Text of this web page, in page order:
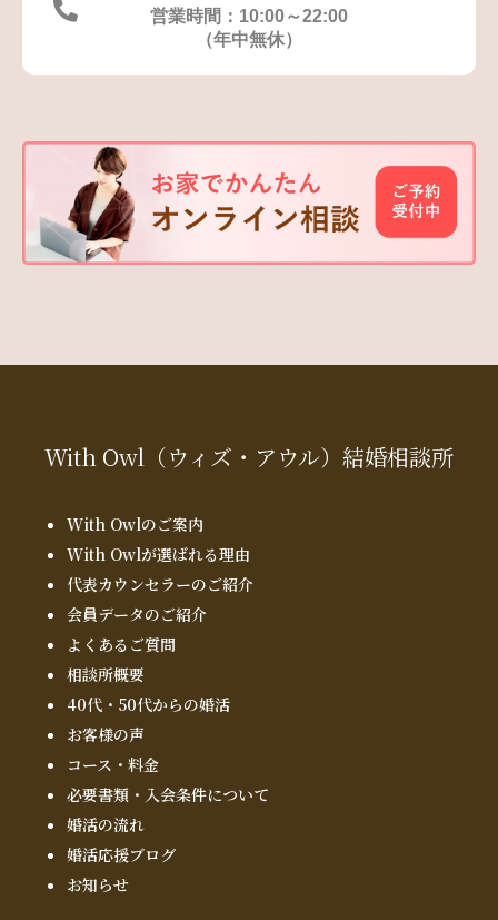
営業時間：10:00～22:00
（年中無休）
With Owl （ウィズ・アウル） 結婚相談所
With Owlのご案内
With Owlが選ばれる理由
代表カウンセラーのご紹介
会員データのご紹介
よくあるご質問
相談所概要
40代・50代からの婚活
お客様の声
コース・料金
必要書類・入会条件について
婚活の流れ
婚活応援ブログ
お知らせ